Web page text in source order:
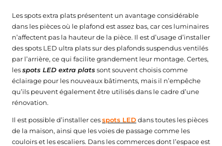
★★★★★
★★★★★ (1 avis) ★★★★★
★★★★★ (1 avis)
Les spots extra plats présentent un avantage considérable
dans les pièces où le plafond est assez bas, car ces luminaires
n’affectent pas la hauteur de la pièce. Il est d’usage d’installer
des spots LED ultra plats sur des plafonds suspendus ventilés
par l’arrière, ce qui facilite grandement leur montage. Certes,
lesspots LED extra platssont souvent choisis comme
éclairage pour les nouveaux bâtiments, mais il n’empêche
qu’ils peuvent également être utilisés dans le cadre d’une
rénovation.
Il est possible d’installer cesspots LEDdans toutes les pièces
de la maison, ainsi que les voies de passage comme les
couloirs et les escaliers. Dans les commerces dont l’espace est